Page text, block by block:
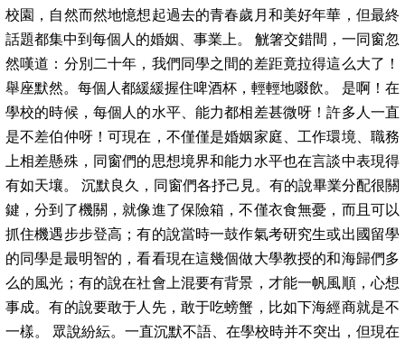
校園，自然而然地憶想起過去的青春歲月和美好年華，但最終
話題都集中到每個人的婚姻、事業上。 觥箸交錯間，一同窗忽
然嘆道：分別二十年，我們同學之間的差距竟拉得這么大了！
舉座默然。每個人都緩緩握住啤酒杯，輕輕地啜飲。 是啊！在
學校的時候，每個人的水平、能力都相差甚微呀！許多人一直
是不差伯仲呀！可現在，不僅僅是婚姻家庭、工作環境、職務
上相差懸殊，同窗們的思想境界和能力水平也在言談中表現得
有如天壤。 沉默良久，同窗們各抒己見。有的說畢業分配很關
鍵，分到了機關，就像進了保險箱，不僅衣食無憂，而且可以
抓住機遇步步登高；有的說當時一鼓作氣考研究生或出國留學
的同學是最明智的，看看現在這幾個做大學教授的和海歸們多
么的風光；有的說在社會上混要有背景，才能一帆風順，心想
事成。有的說要敢于人先，敢于吃螃蟹，比如下海經商就是不
一樣。 眾說紛紜。一直沉默不語、在學校時并不突出，但現在